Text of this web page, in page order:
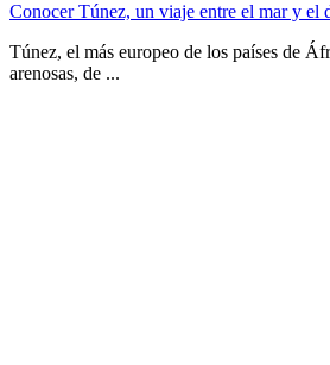
Conocer Túnez, un viaje entre el mar y el
Túnez, el más europeo de los países de
arenosas, de ...